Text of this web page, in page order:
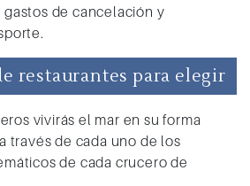
de cancelación y
restaurantes para elegir
vivirás el mar en su forma
través de cada uno de los
de cada crucero de